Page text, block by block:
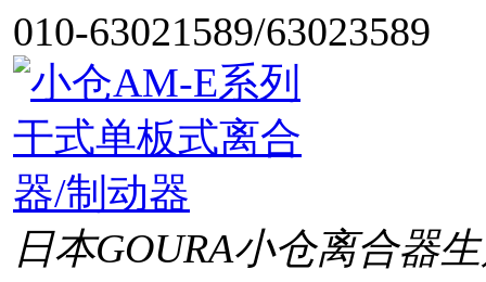
010-63021589/63023589
日本GOURA小仓离合器